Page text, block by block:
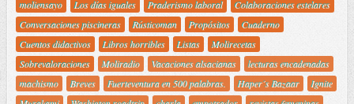
moliensayo
Los días iguales Praderismo laboral
Colaboraciones estelares
Conversaciones piscineras
Rústicoman Propósitos
Cuaderno
Cuentos didactivos
Libros horribles Listas
Molirecetas
Sobrevaloraciones
Moliradio Vacaciones alsacianas
lecturas encadenadas
machismo
Breves Fuerteventura en 500 palabras. Haper´s Bazaar
Ignite